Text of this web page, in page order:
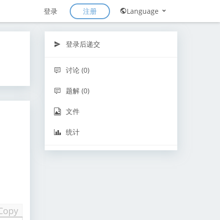
登录 注册 Language
登录后递交
讨论 (0)
题解 (0)
文件
统计